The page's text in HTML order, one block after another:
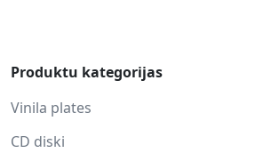
Produktu kategorijas
Vinila plates
CD diski